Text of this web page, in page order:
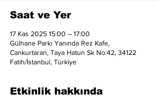
Saat ve Yer
17 Kas 2025 15:00 – 17:00
Gülhane Parkı Yanında Rez Kafe,
Cankurtaran, Taya Hatun Sk No:42, 34122
Fatih/İstanbul, Türkiye
Etkinlik hakkında